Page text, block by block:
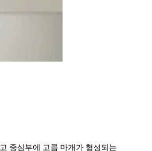
중심부에 고름 마개가 형성되는